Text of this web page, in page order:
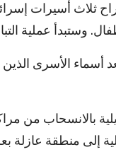
عملية التبادل بعد الساعة 5
الأسرى الذين
بالانسحاب من
إلى منطقة